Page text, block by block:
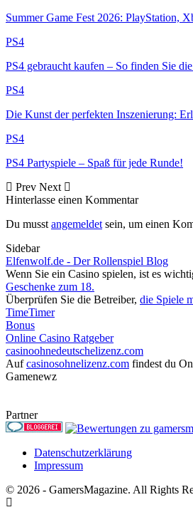
Summer Game Fest 2026: PlayStation,
PS4
PS4 gebraucht kaufen – So finden Sie
PS4
Die Kunst der perfekten Inszenierung:
PS4
PS4 Partyspiele – Spaß für jede Runde!
Prev Next
Hinterlasse einen Kommentar
Du musst angemeldet sein, um einen
Sidebar
Elfenwolf.de - Der Rollenspiel Blog
Wenn Sie ein Casino spielen, ist es
Geschenke zum 18.
Überprüfen Sie die Betreiber, die Spiele
TimeTimer
Bonus
Online Casino Ratgeber
casinoohnedeutschelizenz.com
Aufcasinosohnelizenz.com findest du
Gamenewz
Partner
Datenschutzerklärung
Impressum
© 2026 - GamersMagazine. All Rights